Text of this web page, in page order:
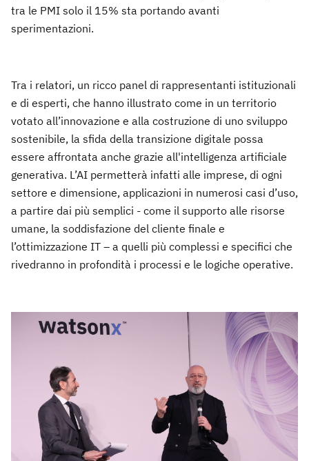
tra le PMI solo il 15% sta portando avanti
sperimentazioni.
Tra i relatori, un ricco panel di rappresentanti istituzionali
e di esperti, che hanno illustrato come in un territorio
votato all’innovazione e alla costruzione di uno sviluppo
sostenibile, la sfida della transizione digitale possa
essere affrontata anche grazie all'intelligenza artificiale
generativa. L’AI permetterà infatti alle imprese, di ogni
settore e dimensione, applicazioni in numerosi casi d’uso,
a partire dai più semplici - come il supporto alle risorse
umane, la soddisfazione del cliente finale e
l’ottimizzazione IT – a quelli più complessi e specifici che
rivedranno in profondità i processi e le logiche operative.